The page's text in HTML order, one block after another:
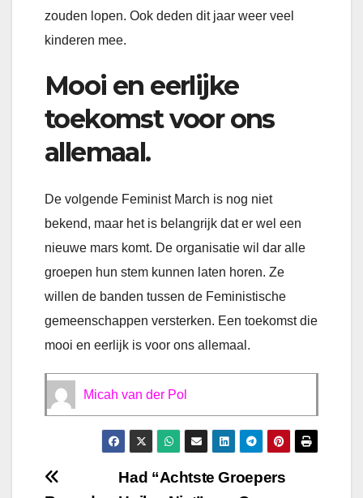
zouden lopen. Ook deden dit jaar weer veel
kinderen mee.
Mooi en eerlijke
toekomst voor ons
allemaal.
De volgende Feminist March is nog niet
bekend, maar het is belangrijk dat er wel een
nieuwe mars komt. De organisatie wil dar alle
groepen hun stem kunnen laten horen. Ze
willen de banden tussen de Feministische
gemeenschappen versterken. Een toekomst die
mooi en eerlijk is voor ons allemaal.
Micah van der Pol
BerichtHad “Achtste Groepers